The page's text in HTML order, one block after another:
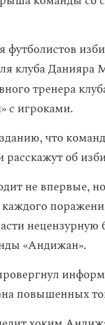
клуба
тренера
с игроками.
что
об
не впервые,
«Андижан».
повышенных